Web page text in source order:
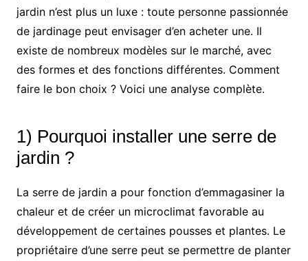
jardin n’est plus un luxe : toute personne passionnée
de jardinage peut envisager d’en acheter une. Il
existe de nombreux modèles sur le marché, avec
des formes et des fonctions différentes. Comment
faire le bon choix ? Voici une analyse complète.
1) Pourquoi installer une serre de
jardin ?
La serre de jardin a pour fonction d’emmagasiner la
chaleur et de créer un microclimat favorable au
développement de certaines pousses et plantes. Le
propriétaire d’une serre peut se permettre de planter